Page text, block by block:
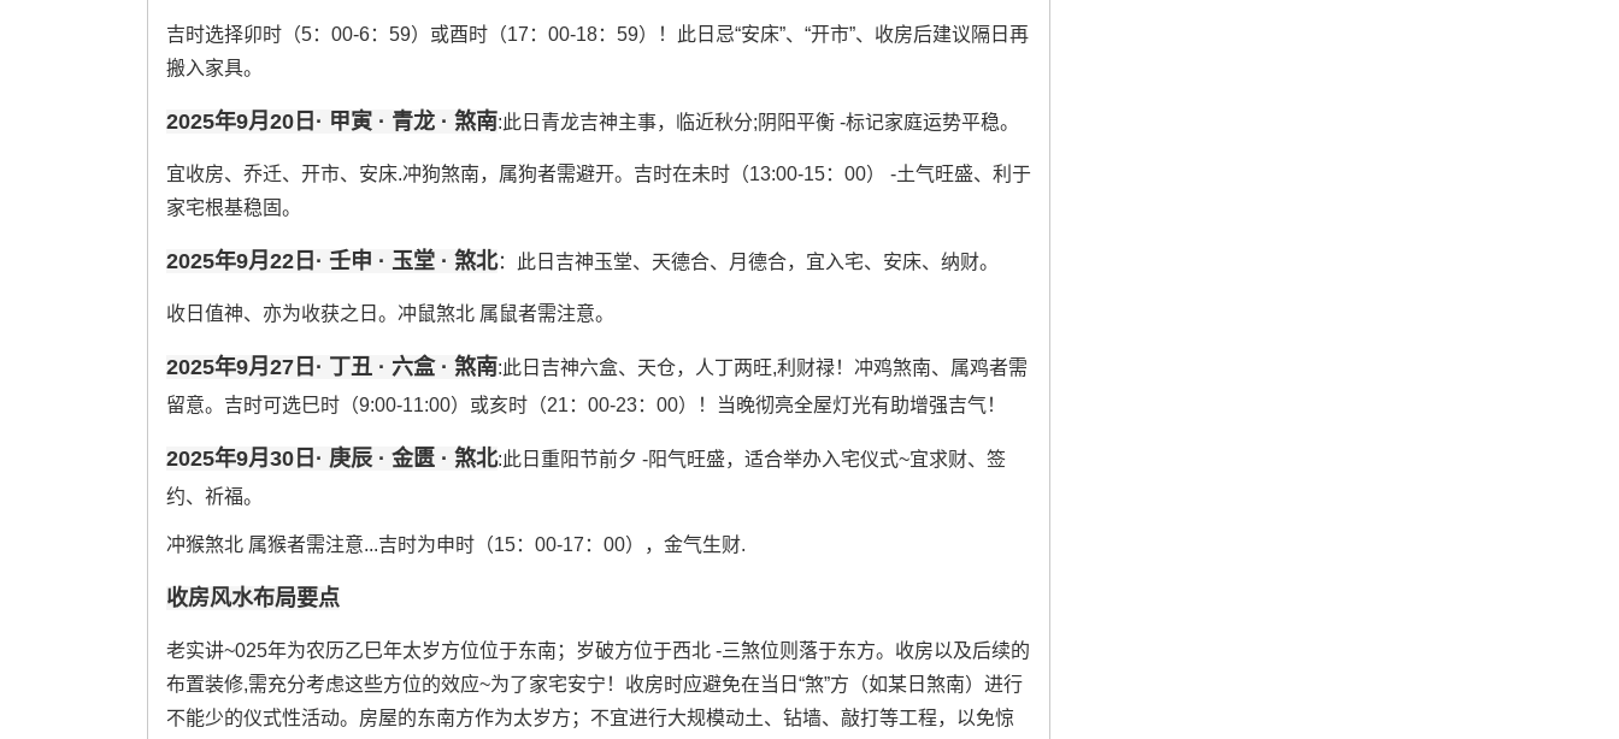
吉时选择卯时（5：00-6：59）或酉时（17：00-18：59）！此日忌“安床”、“开市”、收房后建议隔日再
搬入家具。
2025年9月20日· 甲寅 · 青龙 · 煞南:此日青龙吉神主事，临近秋分;阴阳平衡 -标记家庭运势平稳。
宜收房、乔迁、开市、安床.冲狗煞南，属狗者需避开。吉时在未时（13:00-15：00） -土气旺盛、利于
家宅根基稳固。
2025年9月22日· 壬申 · 玉堂 · 煞北：此日吉神玉堂、天德合、月德合，宜入宅、安床、纳财。
收日值神、亦为收获之日。冲鼠煞北 属鼠者需注意。
2025年9月27日· 丁丑 · 六盒 · 煞南:此日吉神六盒、天仓，人丁两旺,利财禄！冲鸡煞南、属鸡者需
留意。吉时可选巳时（9:00-11:00）或亥时（21：00-23：00）！当晚彻亮全屋灯光有助增强吉气！
2025年9月30日· 庚辰 · 金匮 · 煞北:此日重阳节前夕 -阳气旺盛，适合举办入宅仪式~宜求财、签
约、祈福。
冲猴煞北 属猴者需注意...吉时为申时（15：00-17：00），金气生财.
收房风水布局要点
老实讲~025年为农历乙巳年太岁方位位于东南；岁破方位于西北 -三煞位则落于东方。收房以及后续的
布置装修,需充分考虑这些方位的效应~为了家宅安宁！收房时应避免在当日“煞”方（如某日煞南）进行
不能少的仪式性活动。房屋的东南方作为太岁方；不宜进行大规模动土、钻墙、敲打等工程，以免惊